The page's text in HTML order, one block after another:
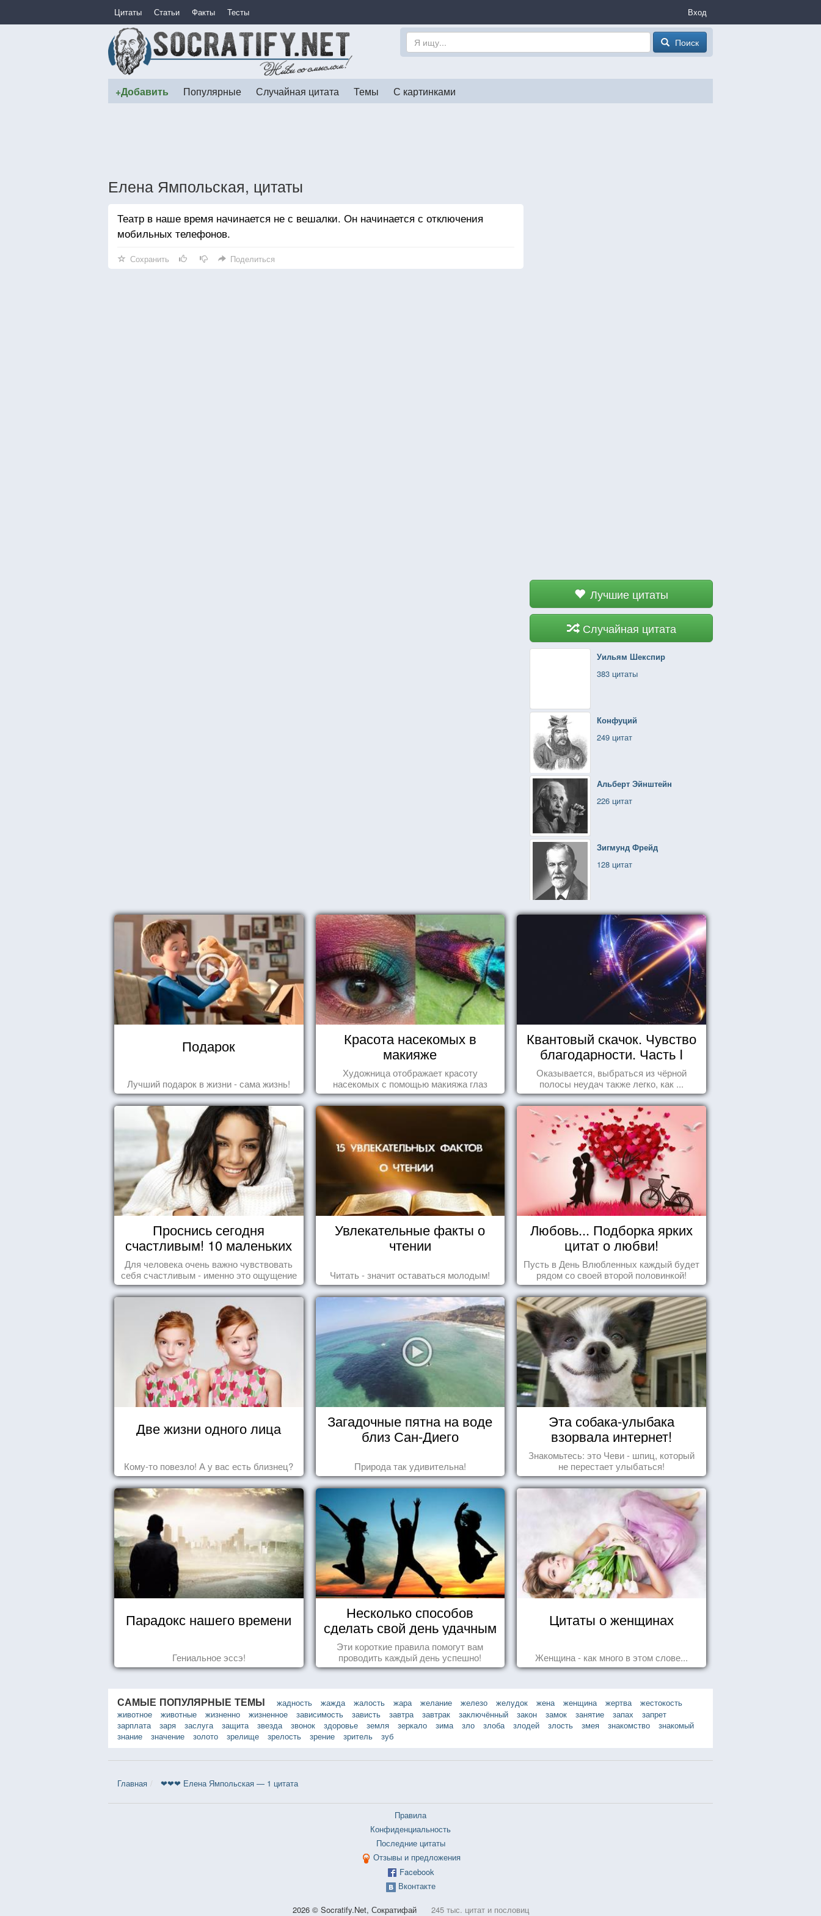
Цитаты Статьи Факты Тесты Вход
Поиск
+Добавить Популярные Случайная цитата Темы С картинками
Елена Ямпольская, цитаты
Лучшие цитаты
Случайная цитата
Уильям Шекспир
383 цитаты
Конфуций
249 цитат
Альберт Эйнштейн
226 цитат
Зигмунд Фрейд
128 цитат
Театр в наше время начинается не с вешалки. Он начинается с отключения
мобильных телефонов.
Сохранить Поделиться
Подарок
Лучший подарок в жизни - сама жизнь!
Красота насекомых в
макияже
Художница отображает красоту
насекомых с помощью макияжа глаз
Квантовый скачок. Чувство
благодарности. Часть I
Оказывается, выбраться из чёрной
полосы неудач также легко, как ...
Проснись сегодня
счастливым! 10 маленьких
радостей настоящего
Счастья
Для человека очень важно чувствовать
себя счастливым - именно это ощущение
дарит позитивные эмоции и превращает
каждый день в маленький праздник.
Увлекательные факты о
чтении
Читать - значит оставаться молодым!
Любовь... Подборка ярких
цитат о любви!
Пусть в День Влюбленных каждый будет
рядом со своей второй половинкой!
Две жизни одного лица
Кому-то повезло! А у вас есть близнец?
Загадочные пятна на воде
близ Сан-Диего
Природа так удивительна!
Эта собака-улыбака
взорвала интернет!
Знакомьтесь: это Чеви - шпиц, который
не перестает улыбаться!
Парадокс нашего времени
Гениальное эссэ!
Несколько способов
сделать свой день удачным
Эти короткие правила помогут вам
проводить каждый день успешно!
Цитаты о женщинах
Женщина - как много в этом слове...
САМЫЕ ПОПУЛЯРНЫЕ ТЕМЫ жадность жажда жалость жара желание железо желудок жена женщина жертва
жестокость
животное
животные жизненно жизненное зависимость зависть завтра завтрак заключённый закон замок занятие запах
запрет
зарплата
заря заслуга защита звезда звонок здоровье земля зеркало зима зло злоба злодей злость змея знакомство
знакомый
знание
значение золото зрелище зрелость зрение зритель зуб
Главная ❤❤❤ Елена Ямпольская — 1 цитата
Правила
Конфиденциальность
Последние цитаты
Отзывы и предложения
Facebook
Вконтакте
2026 © Socratify.Net, Сократифай 245 тыс. цитат и пословиц